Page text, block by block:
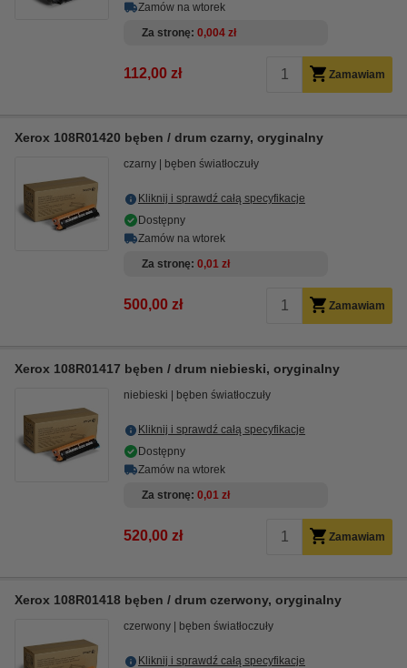
Zamów na wtorek
Za stronę 0,004 zł
112,00 zł Zamawiam
Xerox 108R01420 bęben / drum czarny, oryginalny
czarny bęben światłoczuły
Kliknij i sprawdź całą specyfikacje
Dostępny
Zamów na wtorek
Za stronę 0,01 zł
500,00 zł Zamawiam
Xerox 108R01417 bęben / drum niebieski, oryginalny
niebieski bęben światłoczuły
Kliknij i sprawdź całą specyfikacje
Dostępny
Zamów na wtorek
Za stronę 0,01 zł
520,00 zł Zamawiam
Xerox 108R01418 bęben / drum czerwony, oryginalny
czerwony bęben światłoczuły
Kliknij i sprawdź całą specyfikacje